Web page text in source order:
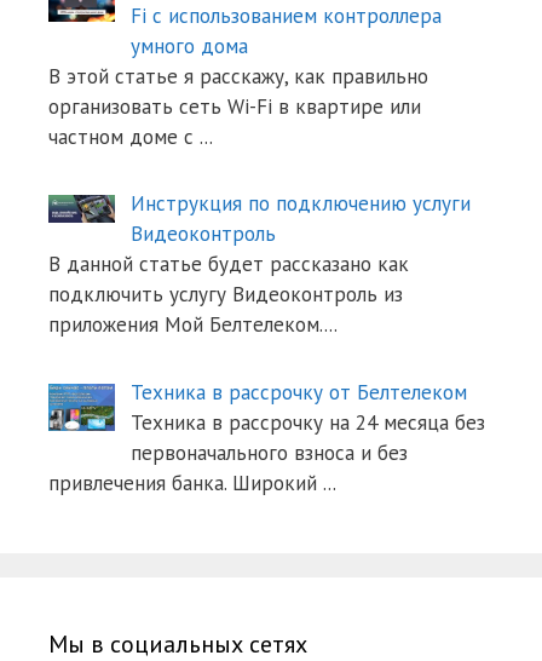
Fi с использованием контроллера
умного дома
В этой статье я расскажу, как правильно
организовать сеть Wi-Fi в квартире или
частном доме с ...
Инструкция по подключению услуги
Видеоконтроль
В данной статье будет рассказано как
подключить услугу Видеоконтроль из
приложения Мой Белтелеком....
Техника в рассрочку от Белтелеком
Техника в рассрочку на 24 месяца без
первоначального взноса и без
привлечения банка. Широкий ...
Мы в социальных сетях